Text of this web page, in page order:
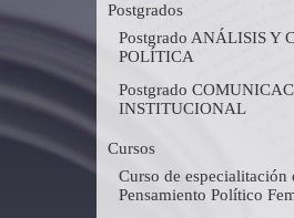
Postgrados
Postgrado ANÁLISIS Y
POLÍTICA
Postgrado
INSTITUCIONAL
Cursos
Curso de especialitación
Pensamiento Político